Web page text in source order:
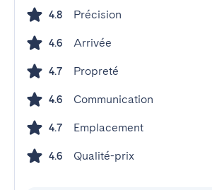
4.8 Précision
4.6 Arrivée
4.7 Propreté
4.6 Communication
4.7 Emplacement
4.6 Qualité-prix